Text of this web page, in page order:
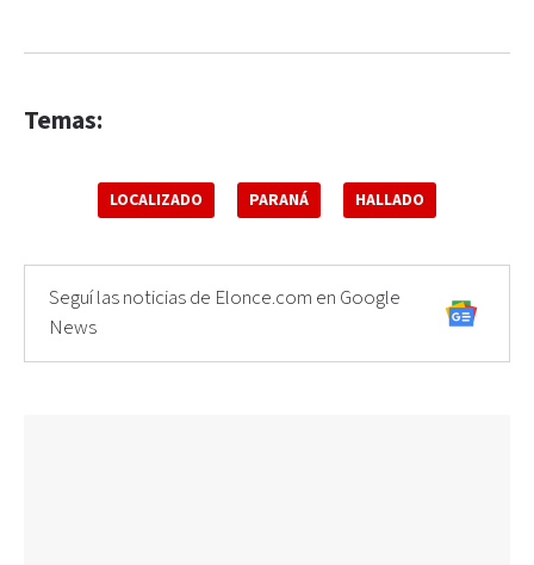
Temas:
LOCALIZADO PARANÁ HALLADO
Seguí las noticias de Elonce.com en Google
News